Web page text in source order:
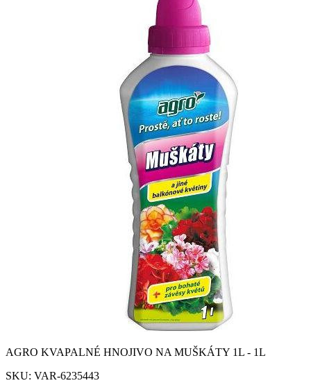
AGRO KVAPALNÉ HNOJIVO NA MUŠKÁTY 1L - 1L
SKU: VAR-6235443